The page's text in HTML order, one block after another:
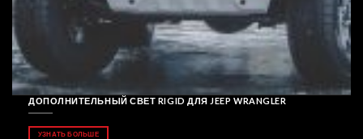
ДОПОЛНИТЕЛЬНЫЙ СВЕТ RIGID ДЛЯ JEEP WRANGLER
УЗНАТЬ БОЛЬШЕ